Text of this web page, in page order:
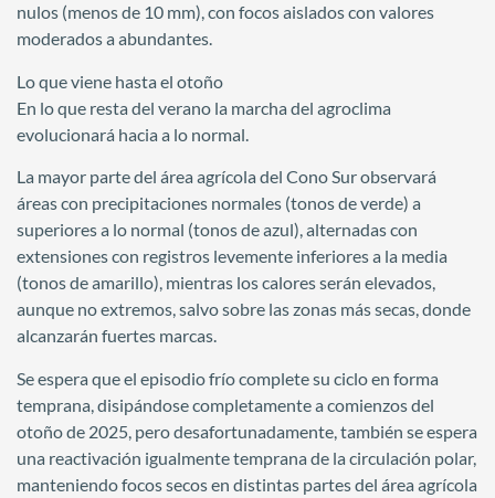
nulos (menos de 10 mm), con focos aislados con valores
moderados a abundantes.
Lo que viene hasta el otoño
En lo que resta del verano la marcha del agroclima
evolucionará hacia a lo normal.
La mayor parte del área agrícola del Cono Sur observará
áreas con precipitaciones normales (tonos de verde) a
superiores a lo normal (tonos de azul), alternadas con
extensiones con registros levemente inferiores a la media
(tonos de amarillo), mientras los calores serán elevados,
aunque no extremos, salvo sobre las zonas más secas, donde
alcanzarán fuertes marcas.
Se espera que el episodio frío complete su ciclo en forma
temprana, disipándose completamente a comienzos del
otoño de 2025, pero desafortunadamente, también se espera
una reactivación igualmente temprana de la circulación polar,
manteniendo focos secos en distintas partes del área agrícola